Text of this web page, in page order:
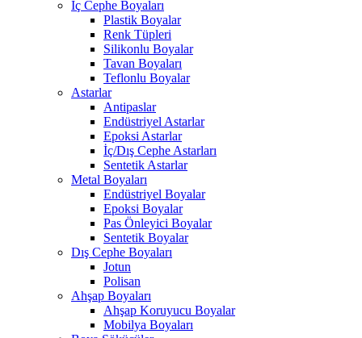
İç Cephe Boyaları
Plastik Boyalar
Renk Tüpleri
Silikonlu Boyalar
Tavan Boyaları
Teflonlu Boyalar
Astarlar
Antipaslar
Endüstriyel Astarlar
Epoksi Astarlar
İç/Dış Cephe Astarları
Sentetik Astarlar
Metal Boyaları
Endüstriyel Boyalar
Epoksi Boyalar
Pas Önleyici Boyalar
Sentetik Boyalar
Dış Cephe Boyaları
Jotun
Polisan
Ahşap Boyaları
Ahşap Koruyucu Boyalar
Mobilya Boyaları